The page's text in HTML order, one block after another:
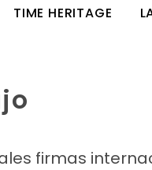
TIME HERITAGE
firmas